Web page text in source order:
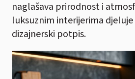
naglašava prirodnost i
luksuznim interijerima
dizajnerski potpis.